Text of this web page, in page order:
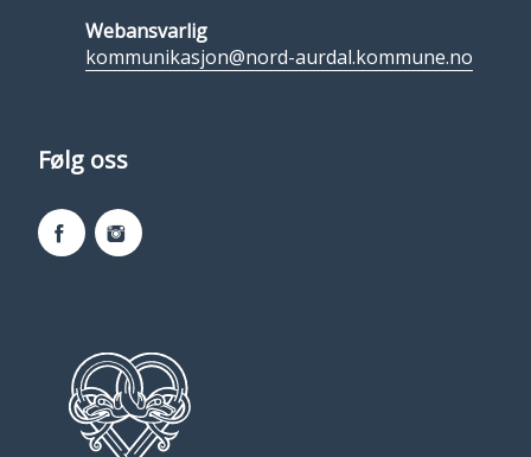
Webansvarlig
kommunikasjon@nord-aurdal.kommune.no
Følg oss
FacebookInstagram